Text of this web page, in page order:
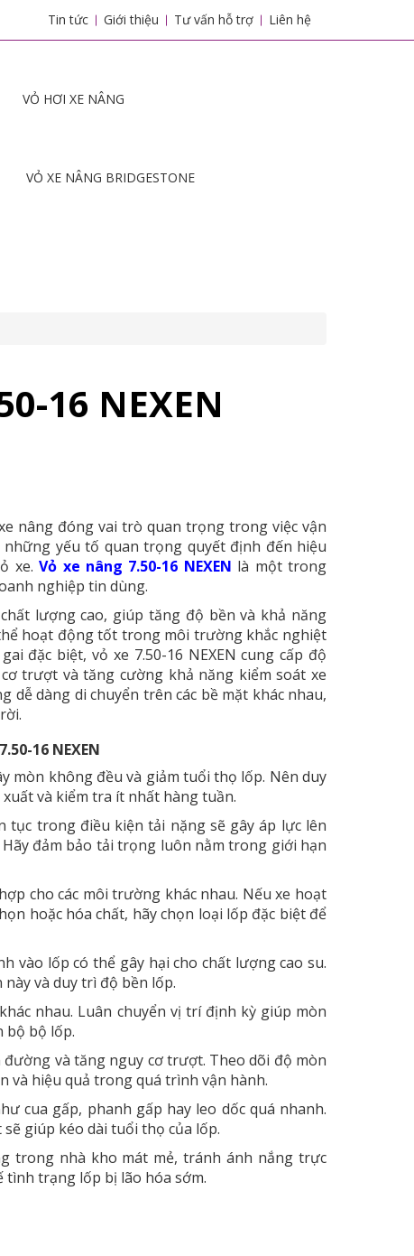
Tin tức Giới thiệu Tư vấn hỗ trợ Liên hệ
VỎ HƠI XE NÂNG
VỎ XE NÂNG BRIDGESTONE
16 NEXEN
nâng đóng vai trò quan trọng trong việc vận
yếu tố quan trọng quyết định đến hiệu
xe.Vỏ xe nâng 7.50-16 NEXEN là một trong
nghiệp tin dùng.
lượng cao, giúp tăng độ bền và khả năng
hoạt động tốt trong môi trường khắc nghiệt
đặc biệt, vỏ xe 7.50-16 NEXEN cung cấp độ
trượt và tăng cường khả năng kiểm soát xe
dễ dàng di chuyển trên các bề mặt khác nhau,
16 NEXEN
mòn không đều và giảm tuổi thọ lốp. Nên duy
và kiểm tra ít nhất hàng tuần.
tục trong điều kiện tải nặng sẽ gây áp lực lên
đảm bảo tải trọng luôn nằm trong giới hạn
cho các môi trường khác nhau. Nếu xe hoạt
hoặc hóa chất, hãy chọn loại lốp đặc biệt để
vào lốp có thể gây hại cho chất lượng cao su.
và duy trì độ bền lốp.
nhau. Luân chuyển vị trí định kỳ giúp mòn
bộ bộ lốp.
đường và tăng nguy cơ trượt. Theo dõi độ mòn
và hiệu quả trong quá trình vận hành.
cua gấp, phanh gấp hay leo dốc quá nhanh.
giúp kéo dài tuổi thọ của lốp.
trong nhà kho mát mẻ, tránh ánh nắng trực
tình trạng lốp bị lão hóa sớm.